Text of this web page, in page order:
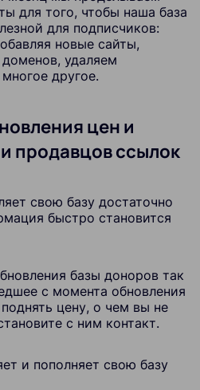
для того, чтобы наша база
для подписчиков:
новые сайты,
удаляем
другое.
цен и
продавцов ссылок
свою базу достаточно
быстро становится
базы доноров так
с момента обновления
цену, о чем вы не
с ним контакт.
и пополняет свою базу